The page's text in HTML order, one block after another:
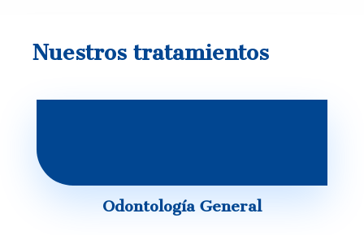
Nuestros tratamientos
Odontología General